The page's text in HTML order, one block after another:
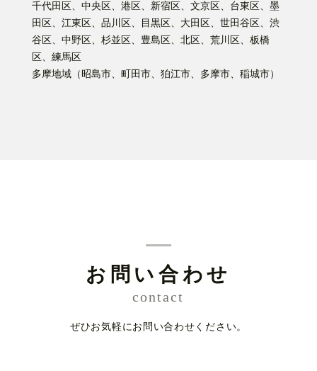
千代田区、中央区、港区、新宿区、文京区、台東区、墨
田区、江東区、品川区、目黒区、大田区、世田谷区、渋
谷区、中野区、杉並区、豊島区、北区、荒川区、板橋
区、練馬区
多摩地域（昭島市、町田市、狛江市、多摩市、稲城市）
お問い合わせ
contact
ぜひお気軽にお問い合わせください。